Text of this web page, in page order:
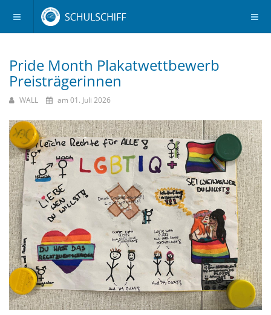
Pride Month Plakatwettbewerb
Preisträgerinnen
WALL am 01. Juli 2026